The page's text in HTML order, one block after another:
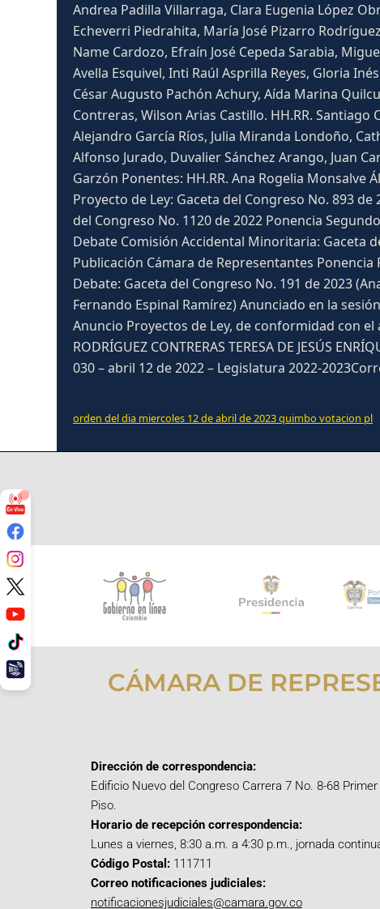
Andrea Padilla Villarraga, Clara Eugenia López
Echeverri Piedrahita, María José Pizarro
Name Cardozo, Efraín José Cepeda Sarabia,
Avella Esquivel, Inti Raúl Asprilla Reyes, Gloria
César Augusto Pachón Achury, Aída Marina
Contreras, Wilson Arias Castillo. HH.RR.
Alejandro García Ríos, Julia Miranda Londoño,
Alfonso Jurado, Duvalier Sánchez Arango, Juan
Garzón Ponentes: HH.RR. Ana Rogelia Monsalve
Proyecto de Ley: Gaceta del Congreso No. 893
del Congreso No. 1120 de 2022 Ponencia
Debate Comisión Accidental Minoritaria: Gaceta
Publicación Cámara de Representantes
Debate: Gaceta del Congreso No. 191 de 2023
Fernando Espinal Ramírez) Anunciado en la
Anuncio Proyectos de Ley, de conformidad con
RODRÍGUEZ CONTRERAS TERESA DE JESÚS
030 – abril 12 de 2022 – Legislatura 2022-
orden del dia miercoles 12 de abril de 2023 quimbo votacion pl
CÁMARA DE
Dirección de correspondencia:
Edificio Nuevo del Congreso Carrera 7 No. 8-68 Primer
Piso.
Horario de recepción correspondencia:
Lunes a viernes, 8:30 a.m. a 4:30 p.m., jornada
Código Postal: 111711
Correo notificaciones judiciales:
notificacionesjudiciales@camara.gov.co